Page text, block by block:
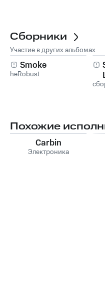
Сборники
Участие в других альбомах
Smoke
heRobust
Похожие
Carbin
Электроника